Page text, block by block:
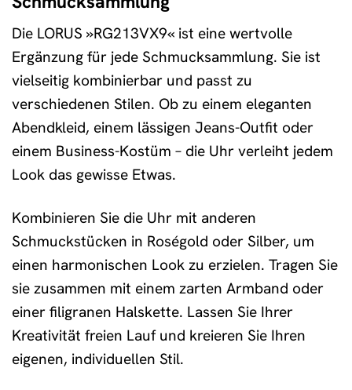
Die LORUS »RG213VX9« ist eine wertvolle
Ergänzung für jede Schmucksammlung. Sie ist
vielseitig kombinierbar und passt zu
verschiedenen Stilen. Ob zu einem eleganten
Abendkleid, einem lässigen Jeans-Outfit oder
einem Business-Kostüm – die Uhr verleiht jedem
Look das gewisse Etwas.
Kombinieren Sie die Uhr mit anderen
Schmuckstücken in Roségold oder Silber, um
einen harmonischen Look zu erzielen. Tragen Sie
sie zusammen mit einem zarten Armband oder
einer filigranen Halskette. Lassen Sie Ihrer
Kreativität freien Lauf und kreieren Sie Ihren
eigenen, individuellen Stil.